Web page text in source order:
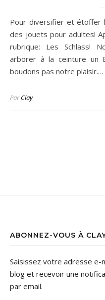
Pour diversifier et étoffer le blog, on continue l’inventaire
des jouets pour adultes!
rubrique: Les Schlass!
arborer à la ceinture un
boudons pas notre plaisir.…
ParClay
ABONNEZ-VOUS À
Saisissez votre adresse e-
blog et recevoir une
par email.